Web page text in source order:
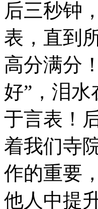
后三秒钟
表，直到
高分满分
好”，泪
于言表！
着我们寺
作的重要
他人中提